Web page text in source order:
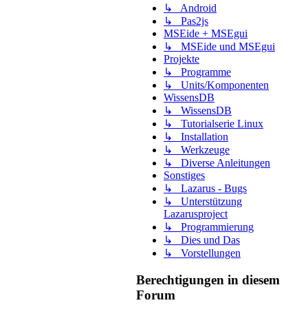
↳ Android
↳ Pas2js
MSEide + MSEgui
↳ MSEide und MSEgui
Projekte
↳ Programme
↳ Units/Komponenten
WissensDB
↳ WissensDB
↳ Tutorialserie Linux
↳ Installation
↳ Werkzeuge
↳ Diverse Anleitungen
Sonstiges
↳ Lazarus - Bugs
↳ Unterstützung
Lazarusproject
↳ Programmierung
↳ Dies und Das
↳ Vorstellungen
Berechtigungen in diesem
Forum